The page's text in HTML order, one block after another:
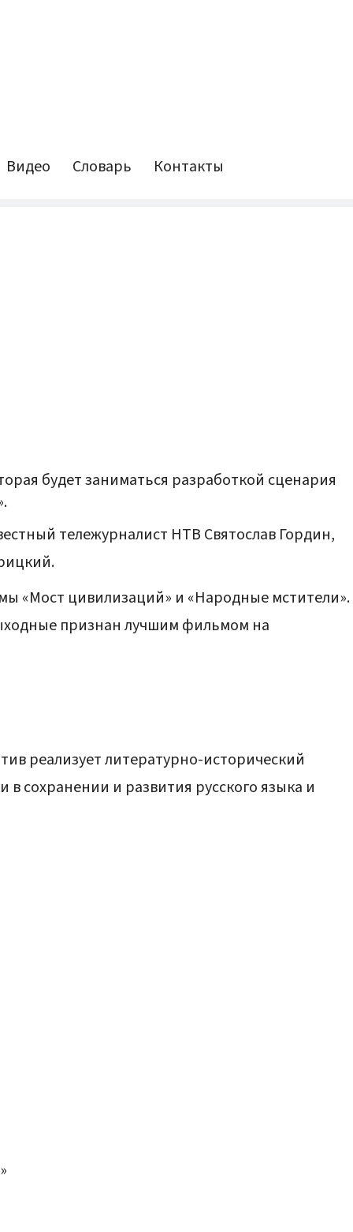
Видео Словарь Контакты
будет заниматься разработкой сценария
тележурналист НТВ Святослав Гордин,
«Мост цивилизаций» и «Народные мстители».
признан лучшим фильмом на
реализует литературно-исторический
сохранении и развития русского языка и